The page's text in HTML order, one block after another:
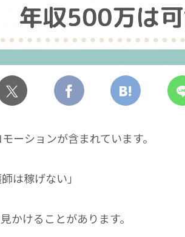
ーションが含まれています。
は稼げない」
かけることがあります。